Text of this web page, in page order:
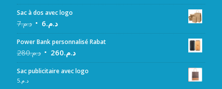
Sac à dos avec logo
د.م.7 د.م.6
Power Bank personnalisé Rabat
د.م.280 د.م.260
Sac publicitaire avec logo
د.م.5